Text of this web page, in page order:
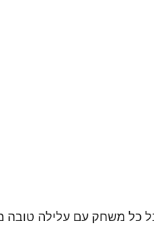
כל משחק עם עלילה טובה